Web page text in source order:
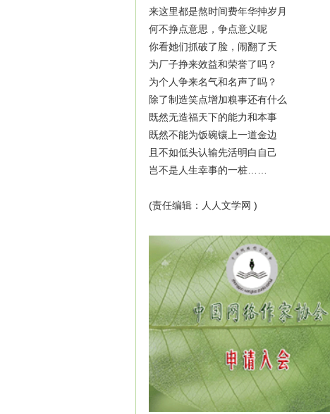
来这里都是熬时间费年华抻岁月
何不挣点意思，争点意义呢
你看她们抓破了脸，闹翻了天
为厂子挣来效益和荣誉了吗？
为个人争来名气和名声了吗？
除了制造笑点增加糗事还有什么
既然无造福天下的能力和本事
既然不能为饭碗镶上一道金边
且不如低头认输先活明白自己
岂不是人生幸事的一桩……
(责任编辑：人人文学网 )